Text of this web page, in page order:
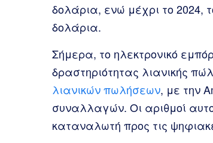
δολάρια, ενώ μέχρι το 2024,
δολάρια.
Σήμερα, το ηλεκτρονικό
δραστηριότητας λιανικής
λιανικών πωλήσεων, με την
συναλλαγών. Οι αριθμοί
καταναλωτή προς τις